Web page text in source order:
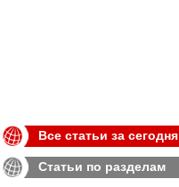
Все статьи за сегодня
Статьи по разделам